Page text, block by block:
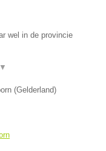
wel in de provincie
▼
(Gelderland)